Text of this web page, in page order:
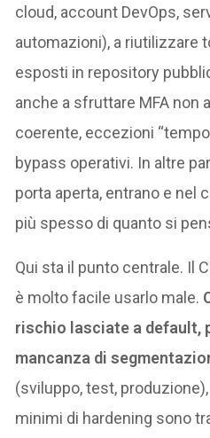
cloud, account DevOps,
automazioni), a riutilizzare
esposti in repository
anche a sfruttare MFA non
coerente, eccezioni
bypass operativi. In altre
porta aperta, entrano e nel
più spesso di quanto si
Qui sta il punto centrale. Il
è molto facile usarlo male.
rischio lasciate a default,
mancanza di
(sviluppo, test,
minimi di hardening sono